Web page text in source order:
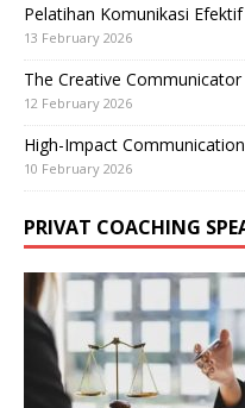
Pelatihan Komunikasi Efektif
13 February 2026
The Creative
12 February 2026
High-Impact Communication
10 February 2026
PRIVAT COACHING